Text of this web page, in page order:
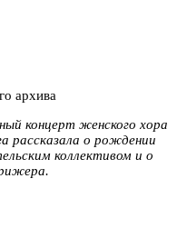
архива
концерт женского хора
рассказала о рождении
коллективом и о